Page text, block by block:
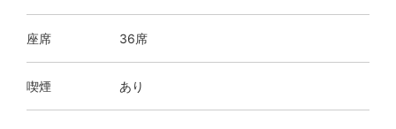
座席 36席
喫煙 あり